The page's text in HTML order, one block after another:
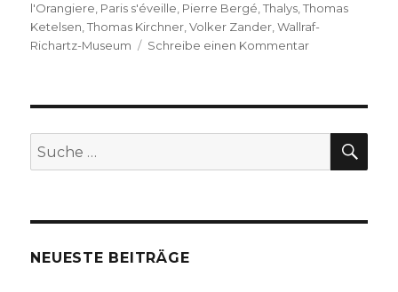
l'Orangiere Paris s'éveille Pierre Bergé ,Thalys ,Thomas
Ketelsen ,Thomas Kirchner ,Volker Zander ,Wallraf-
Richartz-Museum
Schreibe einen Kommentarzu
Cologne
Musée
Suche
nach:
NEUESTE BEITRÄGE